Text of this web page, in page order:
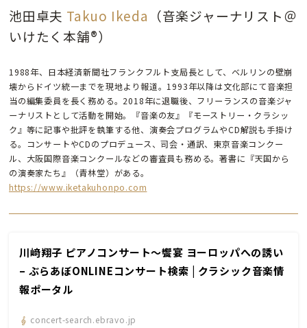
池田卓夫 Takuo Ikeda （音楽ジャーナリスト＠
いけたく本舗®︎）
1988年、日本経済新聞社フランクフルト支局長として、ベルリンの壁崩
壊からドイツ統一までを現地より報道。1993年以降は文化部にて音楽担
当の編集委員を長く務める。2018年に退職後、フリーランスの音楽ジャ
ーナリストとして活動を開始。『音楽の友』『モーストリー・クラシッ
ク』等に記事や批評を執筆する他、演奏会プログラムやCD解説も手掛け
る。コンサートやCDのプロデュース、司会・通訳、東京音楽コンクー
ル、大阪国際音楽コンクールなどの審査員も務める。著書に『天国から
の演奏家たち』（青林堂）がある。
https://www.iketakuhonpo.com
川﨑翔子 ピアノコンサート～饗宴 ヨーロッパへの誘い
– ぶらあぼONLINEコンサート検索 | クラシック音楽情
報ポータル
concert-search.ebravo.jp